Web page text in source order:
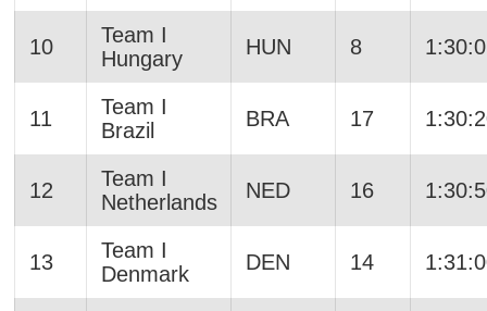
10
Team I
Hungary
HUN 8
11
Team I
Brazil
BRA 17
12
Team I
Netherlands
NED 16
13
Team I
Denmark
DEN 14